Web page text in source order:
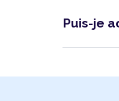
Puis-je